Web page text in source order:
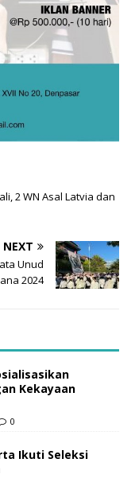
2 WN Asal Latvia dan
NEXT
Unud
2024
Kekayaan
0
Ikuti Seleksi